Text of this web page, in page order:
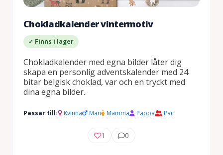
Chokladkalender vintermotiv
✓ Finns i lager
Chokladkalender med egna bilder låter dig
skapa en personlig adventskalender med 24
bitar belgisk choklad, var och en tryckt med
dina egna bilder.
Passar till: Kvinna Man Mamma Pappa Par
1 0